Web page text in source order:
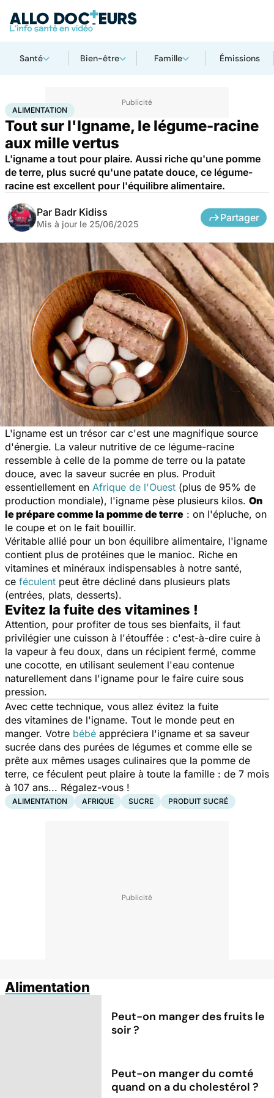
Santé Bien-être Famille Émissions
AccueilBien-être Nutrition Alimentation
ALIMENTATION
Tout sur l'Igname, le légume-racine
aux mille vertus
L'igname a tout pour plaire. Aussi riche qu'une pomme
de terre, plus sucré qu'une patate douce, ce légume-
racine est excellent pour l'équilibre alimentaire.
Par Badr Kidiss
Mis à jour le 25/06/2025
Partager
L'igname est un trésor car c'est une magnifique source
d'énergie. La valeur nutritive de ce légume-racine
ressemble à celle de la pomme de terre ou la patate
douce, avec la saveur sucrée en plus. Produit
essentiellement en Afrique de l'Ouest (plus de 95% de
production mondiale), l'igname pèse plusieurs kilos. On
le prépare comme la pomme de terre : on l'épluche, on
le coupe et on le fait bouillir.
Véritable allié pour un bon équilibre alimentaire, l'igname
contient plus de protéines que le manioc. Riche en
vitamines et minéraux indispensables à notre santé,
ce féculent peut être décliné dans plusieurs plats
(entrées, plats, desserts).
Evitez la fuite des vitamines !
Attention, pour profiter de tous ses bienfaits, il faut
privilégier une cuisson à l'étouffée : c'est-à-dire cuire à
la vapeur à feu doux, dans un récipient fermé, comme
une cocotte, en utilisant seulement l'eau contenue
naturellement dans l'igname pour le faire cuire sous
pression.
Avec cette technique, vous allez évitez la fuite
des vitamines de l'igname. Tout le monde peut en
manger. Votre bébé appréciera l'igname et sa saveur
sucrée dans des purées de légumes et comme elle se
prête aux mêmes usages culinaires que la pomme de
terre, ce féculent peut plaire à toute la famille : de 7 mois
à 107 ans... Régalez-vous !
ALIMENTATION AFRIQUE SUCRE PRODUIT SUCRÉ
Alimentation
Peut-on manger des fruits le
soir ?
Peut-on manger du comté
quand on a du cholestérol ?